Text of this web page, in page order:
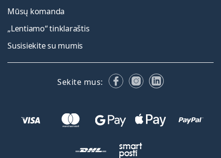
Mūsų komanda
„Lentiamo“ tinklaraštis
Susisiekite su mumis
Sekite mus: FacebookInstagram
LinkedIn